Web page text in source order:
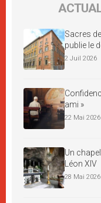
Sacres
publie le
2 Juil 2026
ami »
22 Mai 2026
Un
Léon XIV
28 Mai 2026